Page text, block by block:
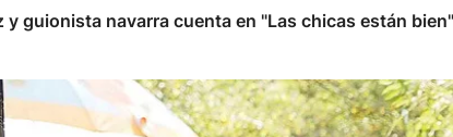
y guionista navarra cuenta en "Las chicas están